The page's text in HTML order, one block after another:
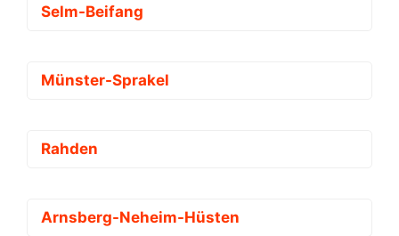
Selm-Beifang
Münster-Sprakel
Rahden
Arnsberg-Neheim-Hüsten